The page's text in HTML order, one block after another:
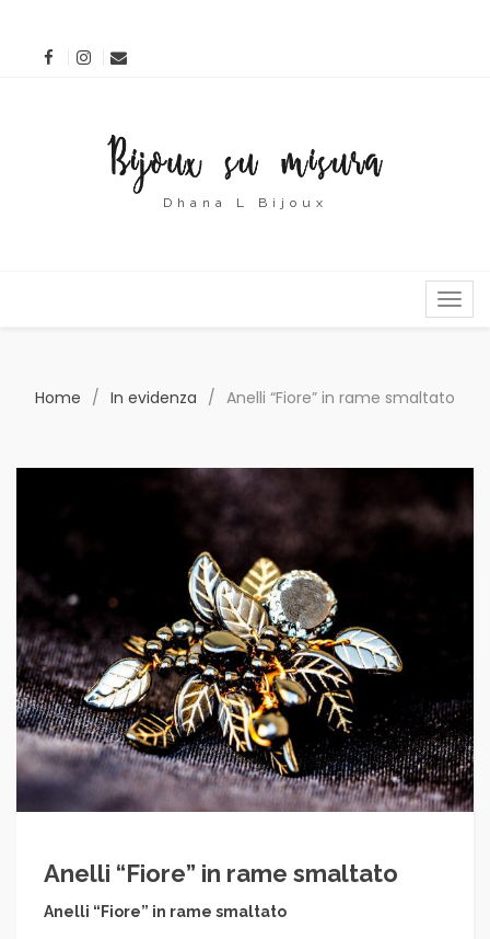
Dhana L Bijoux
MENU
Home / In evidenza / Anelli “Fiore” in rame smaltato
Anelli “Fiore” in rame smaltato
Anelli “Fiore” in rame smaltato